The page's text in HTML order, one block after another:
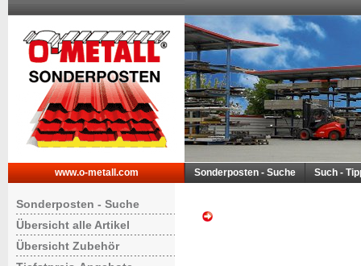
www.o-metall.com Sonderposten - Suche Such -
Sonderposten - Suche
Übersicht alle Artikel
Übersicht Zubehör